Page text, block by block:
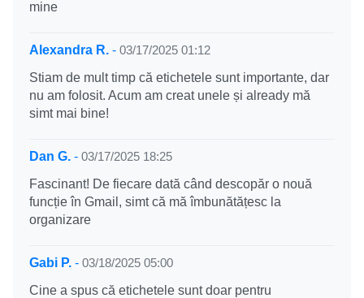
mine
Alexandra R. - 03/17/2025 01:12
Stiam de mult timp că etichetele sunt importante, dar
nu am folosit. Acum am creat unele și already mă
simt mai bine!
Dan G. - 03/17/2025 18:25
Fascinant! De fiecare dată când descopăr o nouă
funcție în Gmail, simt că mă îmbunătățesc la
organizare
Gabi P. - 03/18/2025 05:00
Cine a spus că etichetele sunt doar pentru